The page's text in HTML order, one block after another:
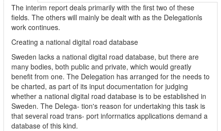
The interim report deals primarily with the first two of these
fields. The others will mainly be dealt with as the Delegationls
work continues.
Creating a national digital road database
Sweden lacks a national digital road database, but there are
many bodies, both public and private, which would greatly
benefit from one. The Delegation has arranged for the needs to
be charted, as part of its input documentation for judging
whether a national digital road database is to be established in
Sweden. The Delega- tion's reason for undertaking this task is
that several road trans- port inforrnatics applications demand a
database of this kind.